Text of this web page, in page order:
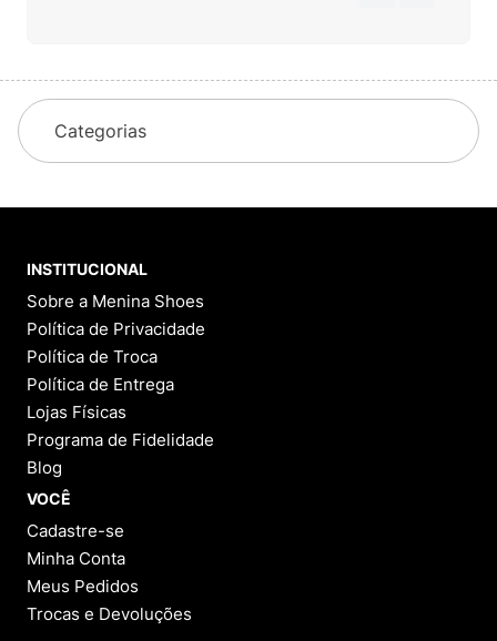
Categorias
INSTITUCIONAL
Sobre a Menina Shoes
Política de Privacidade
Política de Troca
Política de Entrega
Lojas Físicas
Programa de Fidelidade
Blog
VOCÊ
Cadastre-se
Minha Conta
Meus Pedidos
Trocas e Devoluções